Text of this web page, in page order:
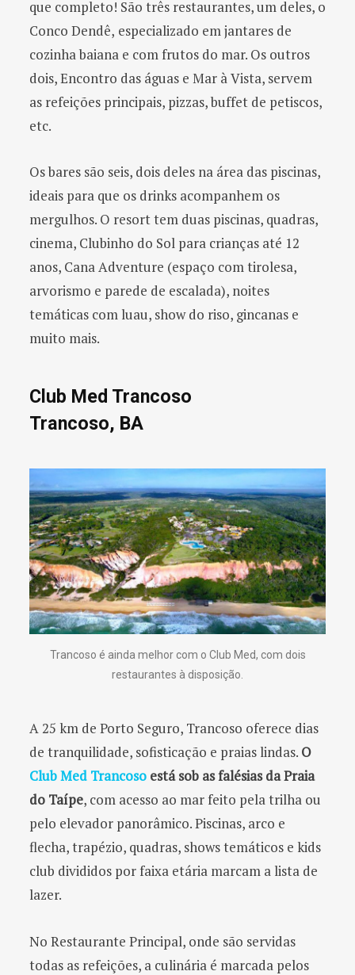
que completo! São três restaurantes, um deles, o
Conco Dendê, especializado em jantares de
cozinha baiana e com frutos do mar. Os outros
dois, Encontro das águas e Mar à Vista, servem
as refeições principais, pizzas, buffet de petiscos,
etc.
Os bares são seis, dois deles na área das piscinas,
ideais para que os drinks acompanhem os
mergulhos. O resort tem duas piscinas, quadras,
cinema, Clubinho do Sol para crianças até 12
anos, Cana Adventure (espaço com tirolesa,
arvorismo e parede de escalada), noites
temáticas com luau, show do riso, gincanas e
muito mais.
Club Med Trancoso
Trancoso, BA
Trancoso é ainda melhor com o Club Med, com dois
restaurantes à disposição.
A 25 km de Porto Seguro, Trancoso oferece dias
de tranquilidade, sofisticação e praias lindas. O
Club Med Trancoso está sob as falésias da Praia
do Taípe, com acesso ao mar feito pela trilha ou
pelo elevador panorâmico. Piscinas, arco e
flecha, trapézio, quadras, shows temáticos e kids
club divididos por faixa etária marcam a lista de
lazer.
No Restaurante Principal, onde são servidas
todas as refeições, a culinária é marcada pelos